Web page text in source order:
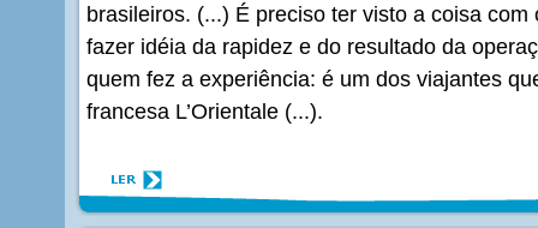
brasileiros. (...) É preciso ter visto a coisa
fazer idéia da rapidez e do resultado da
quem fez a experiência: é um dos viajantes
francesa L’Orientale (...).